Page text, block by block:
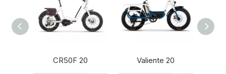
CR50F 20 Valiente 20